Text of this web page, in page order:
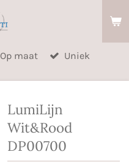
Op maat Uniek
LumiLijn
Wit&Rood
DP00700